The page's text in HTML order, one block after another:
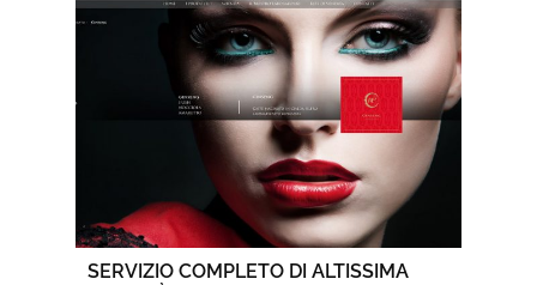
SERVIZIO COMPLETO DI ALTISSIMA